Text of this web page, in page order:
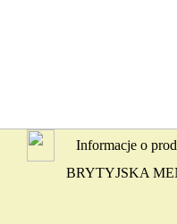
Informacje o
BRYTYJSKA